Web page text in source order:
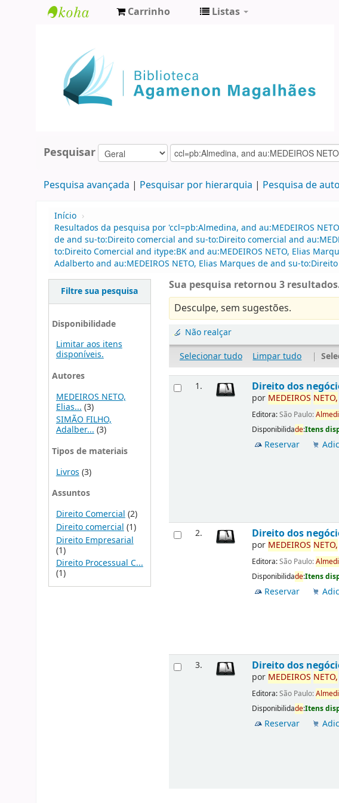
Agamenon
Magalhães
Carrinho Listas
Pesquisar
Pesquisa avançada Pesquisar por hierarquia Pesquisa de
Início ›
Resultados da pesquisa por 'ccl=pb:Almedina, and au:MEDEIROS
de and su-to:Direito comercial and su-to:Direito comercial and
to:Direito Comercial and itype:BK and au:MEDEIROS NETO, Elias
Adalberto and au:MEDEIROS NETO, Elias Marques de and su-
Filtre sua pesquisa
Disponibilidade
Limitar aos itens
disponíveis.
Autores
MEDEIROS NETO,
Elias... (3)
SIMÃO FILHO,
Adalber...(3)
Tipos de materiais
Livros (3)
Assuntos
Direito Comercial (2)
Direito comercial (1)
Direito Empresarial
(1)
Direito Processual C...
(1)
Sua pesquisa retornou 3
Desculpe, sem sugestões.
Não realçar
Selecionar tudo
Limpar tudo |
1. Direito dos
por MEDEIROS NETO,
Editora:São Paulo:
Disponibilidade:Itens
Reservar
2. Direito dos
por MEDEIROS NETO,
Editora:São Paulo:
Disponibilidade:Itens
Reservar
3. Direito dos
por MEDEIROS NETO,
Editora:São Paulo:
Disponibilidade:Itens
Reservar